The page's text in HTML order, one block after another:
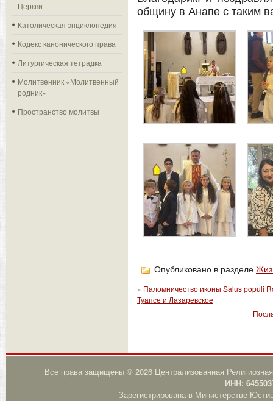
Церкви
Католическая энциклопедия
Кодекс канонического права
Литургическая тетрадка
Молитвенник «Молитвенный
родник»
Пространство молитвы
общину в Анапе с таким
Опубликовано в разделе
« Паломничество иконы Salus populi
Туапсе и Лазаревское
Все права защищены © 2026 Централизованная
ИНН:
Зарегистрирована в Министерстве